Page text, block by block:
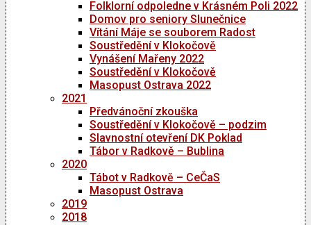
Folklorní odpoledne v Krásném Poli 2022
Domov pro seniory Slunečnice
Vítání Máje se souborem Radost
Soustředění v Klokočově
Vynášení Mařeny 2022
Soustředění v Klokočově
Masopust Ostrava 2022
2021
Předvánoční zkouška
Soustředění v Klokočově – podzim
Slavnostní otevření DK Poklad
Tábor v Radkově – Bublina
2020
Tábot v Radkově – CeČaS
Masopust Ostrava
2019
2018